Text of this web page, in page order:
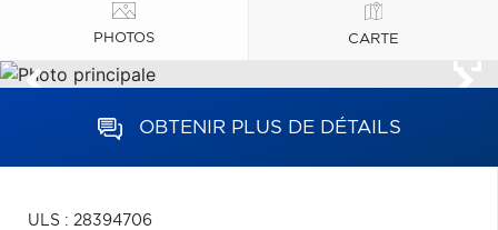
PHOTOS CARTE
OBTENIR PLUS DE DÉTAILS
ULS : 28394706